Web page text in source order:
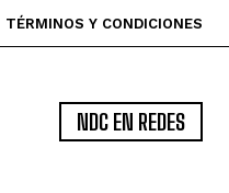
TÉRMINOS Y CONDICIONES
NDC EN REDES